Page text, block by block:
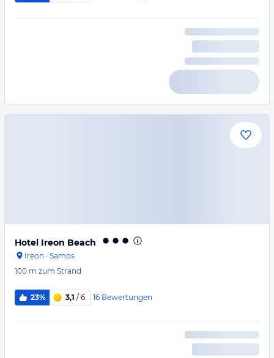
Hotel Ireon Beach
Ireon · Samos
100 m zum Strand
23% 3,1 / 6 16 Bewertungen